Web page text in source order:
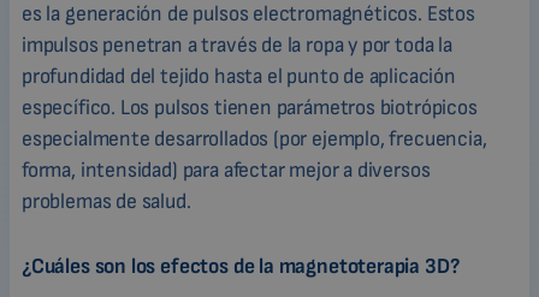
es la generación de pulsos electromagnéticos. Estos
impulsos penetran a través de la ropa y por toda la
profundidad del tejido hasta el punto de aplicación
específico. Los pulsos tienen parámetros biotrópicos
especialmente desarrollados (por ejemplo, frecuencia,
forma, intensidad) para afectar mejor a diversos
problemas de salud.
¿Cuáles son los efectos de la magnetoterapia 3D?